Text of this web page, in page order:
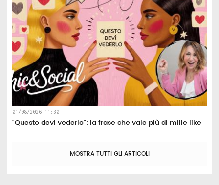
01/08/2026 11:30
"Questo devi vederlo": la frase che vale più di mille like
MOSTRA TUTTI GLI ARTICOLI